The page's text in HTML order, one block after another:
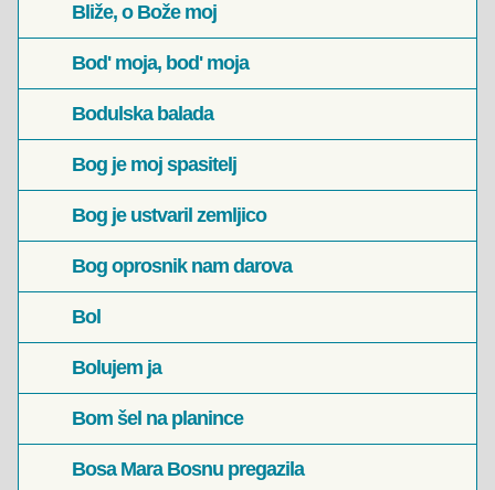
Bliže, o Bože moj
Bod' moja, bod' moja
Bodulska balada
Bog je moj spasitelj
Bog je ustvaril zemljico
Bog oprosnik nam darova
Bol
Bolujem ja
Bom šel na planince
Bosa Mara Bosnu pregazila